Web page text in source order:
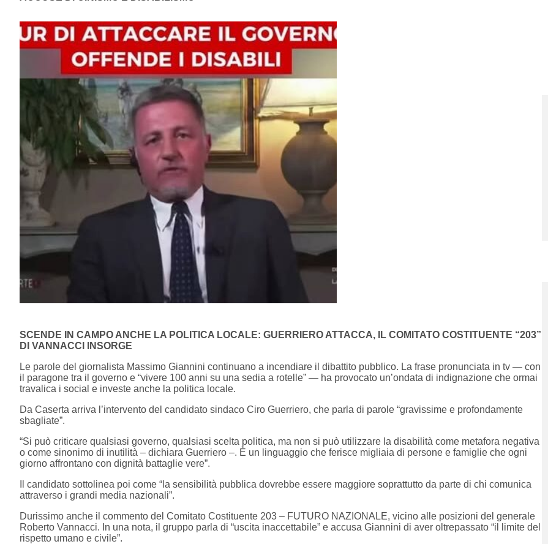
SCENDE IN CAMPO ANCHE LA POLITICA LOCALE: GUERRIERO ATTACCA, IL COMITATO COSTITUENTE “203”
DI VANNACCI INSORGE
Le parole del giornalista Massimo Giannini continuano a incendiare il dibattito pubblico. La frase pronunciata in tv — con
il paragone tra il governo e “vivere 100 anni su una sedia a rotelle” — ha provocato un’ondata di indignazione che ormai
travalica i social e investe anche la politica locale.
Da Caserta arriva l’intervento del candidato sindaco Ciro Guerriero, che parla di parole “gravissime e profondamente
sbagliate”.
“Si può criticare qualsiasi governo, qualsiasi scelta politica, ma non si può utilizzare la disabilità come metafora negativa
o come sinonimo di inutilità – dichiara Guerriero –. È un linguaggio che ferisce migliaia di persone e famiglie che ogni
giorno affrontano con dignità battaglie vere”.
Il candidato sottolinea poi come “la sensibilità pubblica dovrebbe essere maggiore soprattutto da parte di chi comunica
attraverso i grandi media nazionali”.
Durissimo anche il commento del Comitato Costituente 203 – FUTURO NAZIONALE, vicino alle posizioni del generale
Roberto Vannacci. In una nota, il gruppo parla di “uscita inaccettabile” e accusa Giannini di aver oltrepassato “il limite del
rispetto umano e civile”.